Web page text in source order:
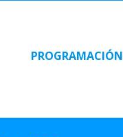
PROGRAMACIÓN
PROGRAMACIÓN